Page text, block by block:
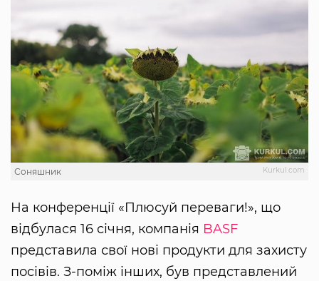
Kurkul.com
Соняшник
На конференції «Плюсуй переваги!», що
відбулася 16 січня, компанія BASF
представила свої нові продукти для захисту
посівів. З-поміж інших, був представлений